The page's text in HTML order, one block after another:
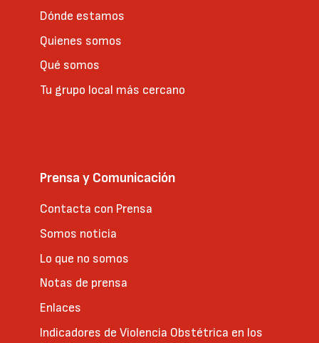
Dónde estamos
Quienes somos
Qué somos
Tu grupo local más cercano
Prensa y Comunicación
Contacta con Prensa
Somos noticia
Lo que no somos
Notas de prensa
Enlaces
Indicadores de Violencia Obstétrica en los